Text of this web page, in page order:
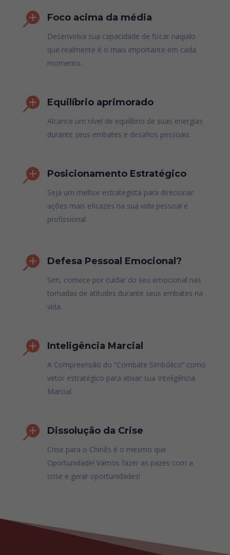
 Foco acima da média
Desenvolva sua capacidade de focar naquilo
que realmente é o mais importante em cada
momento.
 Equilíbrio aprimorado
Alcance um nível de equilíbrio de suas energias
durante seus embates e desafios pessoais.
 Posicionamento Estratégico
Seja um melhor estrategista para direcionar
ações mais eficazes na sua vida pessoal e
profissional.
 Defesa Pessoal Emocional?
Sim, comece por cuidar do seu emocional nas
tomadas de atitudes durante seus embates na
vida.
 Inteligência Marcial
A Compreensão do “Combate Simbólico” como
vetor estratégico para ativar sua Inteligência
Marcial.
 Dissolução da Crise
Crise para o Chinês é o mesmo que
Oportunidade! Vamos fazer as pazes com a
crise e gerar oportunidades!